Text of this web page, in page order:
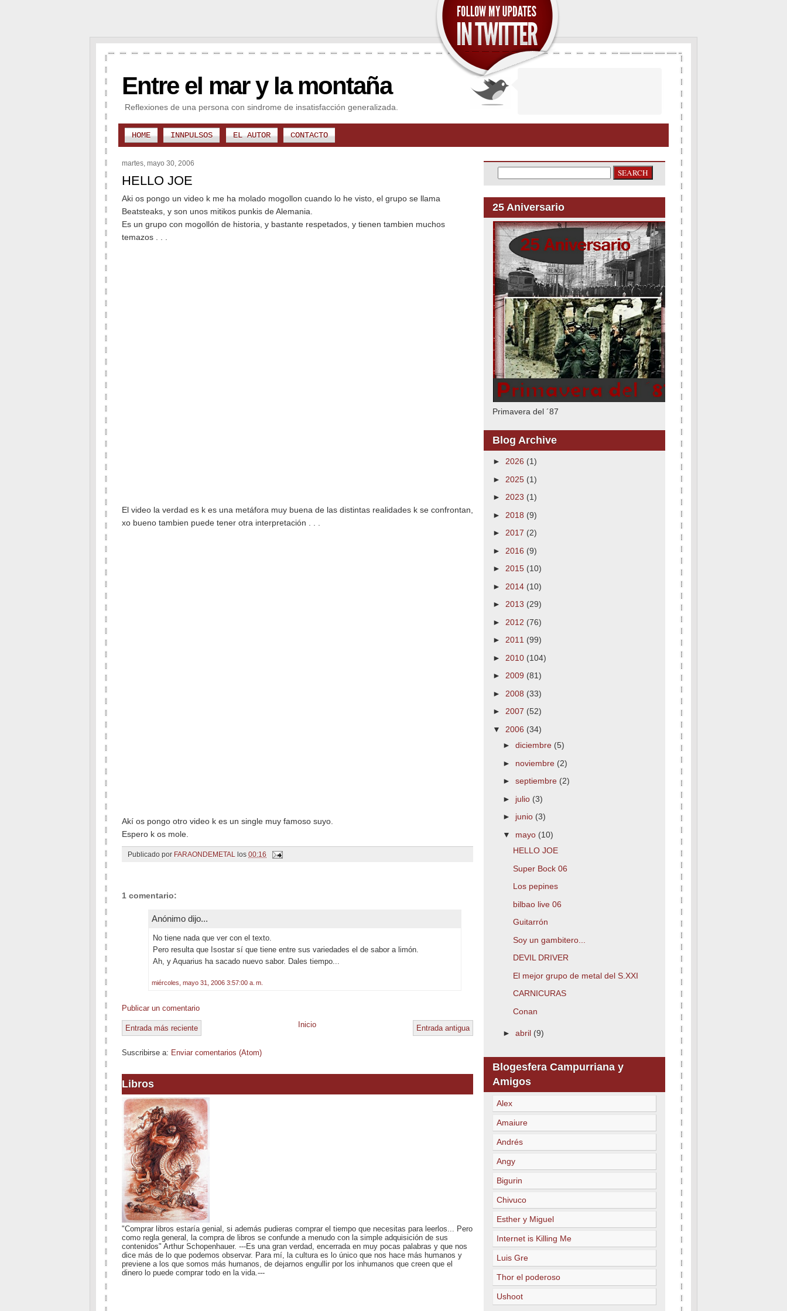
Entre el mar y la montaña
Reflexiones de una persona con sindrome de insatisfacción generalizada.
HOME INNPULSOS EL AUTOR CONTACTO
martes, mayo 30, 2006
HELLO JOE
Aki os pongo un video k me ha molado mogollon cuando lo he visto, el grupo se llama
Beatsteaks, y son unos mitikos punkis de Alemania.
Es un grupo con mogollón de historia, y bastante respetados, y tienen tambien muchos
temazos . . .
El video la verdad es k es una metáfora muy buena de las distintas realidades k se confrontan,
xo bueno tambien puede tener otra interpretación . . .
Akí os pongo otro video k es un single muy famoso suyo.
Espero k os mole.
Publicado por FARAONDEMETAL los 00:16
1 comentario:
Anónimo dijo...
No tiene nada que ver con el texto.
Pero resulta que Isostar sí que tiene entre sus variedades el de sabor a limón.
Ah, y Aquarius ha sacado nuevo sabor. Dales tiempo...
miércoles, mayo 31, 2006 3:57:00 a. m.
Publicar un comentario
Entrada más reciente Entrada antigua
Inicio
Suscribirse a: Enviar comentarios (Atom)
Libros
"Comprar libros estaría genial, si además pudieras comprar el tiempo que necesitas para leerlos... Pero
como regla general, la compra de libros se confunde a menudo con la simple adquisición de sus
contenidos" Arthur Schopenhauer. ---Es una gran verdad, encerrada en muy pocas palabras y que nos
dice más de lo que podemos observar. Para mí, la cultura es lo único que nos hace más humanos y
previene a los que somos más humanos, de dejarnos engullir por los inhumanos que creen que el
dinero lo puede comprar todo en la vida.---
25 Aniversario
Primavera del ´87
Blog Archive
► 2026 (1)
► 2025 (1)
► 2023 (1)
► 2018 (9)
► 2017 (2)
► 2016 (9)
► 2015 (10)
► 2014 (10)
► 2013 (29)
► 2012 (76)
► 2011 (99)
► 2010 (104)
► 2009 (81)
► 2008 (33)
► 2007 (52)
▼ 2006 (34)
► diciembre (5)
► noviembre (2)
► septiembre (2)
► julio (3)
► junio (3)
▼ mayo (10)
HELLO JOE
Super Bock 06
Los pepines
bilbao live 06
Guitarrón
Soy un gambitero...
DEVIL DRIVER
El mejor grupo de metal del S.XXI
CARNICURAS
Conan
► abril (9)
Blogesfera Campurriana y
Amigos
Alex
Amaiure
Andrés
Angy
Bigurin
Chivuco
Esther y Miguel
Internet is Killing Me
Luis Gre
Thor el poderoso
Ushoot